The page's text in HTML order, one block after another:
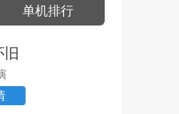
单机排行
旧